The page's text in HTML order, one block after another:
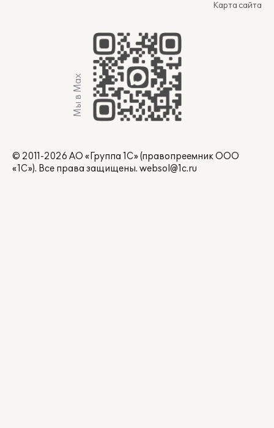
Карта сайта
Мы в Max
© 2011-2026 АО «Группа 1С» (правопреемник ООО
«1С»). Все права защищены. websol@1c.ru